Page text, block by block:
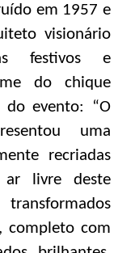
em 1957 e
visionário
festivos e
do chique
do evento: “O
uma
recriadas
ar livre deste
completo com